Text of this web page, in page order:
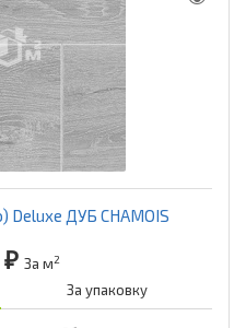
ДУБ CHAMOIS
₽ За м2
За упаковку